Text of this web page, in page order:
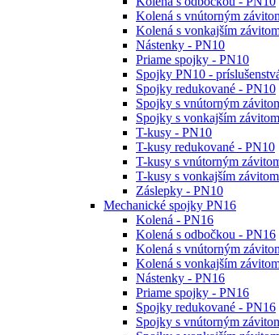
Kolená s vnútorným
Kolená s vonkajším
Nástenky - PN10
Priame spojky - PN10
Spojky PN10 -
Spojky redukované - PN10
Spojky s vnútorným
Spojky s vonkajším
T-kusy - PN10
T-kusy redukované - PN10
T-kusy s vnútorným
T-kusy s vonkajším
Záslepky - PN10
Mechanické spojky PN16
Kolená - PN16
Kolená s odbočkou - PN16
Kolená s vnútorným
Kolená s vonkajším
Nástenky - PN16
Priame spojky - PN16
Spojky redukované - PN16
Spojky s vnútorným